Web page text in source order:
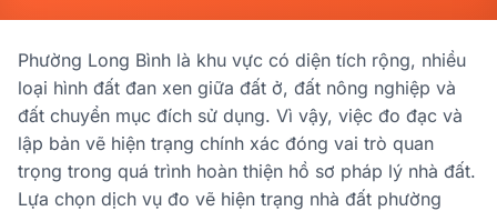
Phường Long Bình là khu vực có diện tích rộng, nhiều
loại hình đất đan xen giữa đất ở, đất nông nghiệp và
đất chuyển mục đích sử dụng. Vì vậy, việc đo đạc và
lập bản vẽ hiện trạng chính xác đóng vai trò quan
trọng trong quá trình hoàn thiện hồ sơ pháp lý nhà đất.
Lựa chọn dịch vụ đo vẽ hiện trạng nhà đất phường